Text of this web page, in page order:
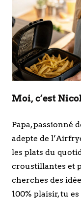
Moi, c’est
Papa, passionné
adepte de
les plats du
croustillantes et
cherches des
100% plaisir, tu